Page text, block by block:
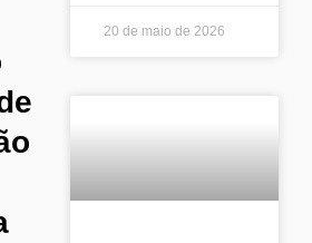
20 de maio de 2026